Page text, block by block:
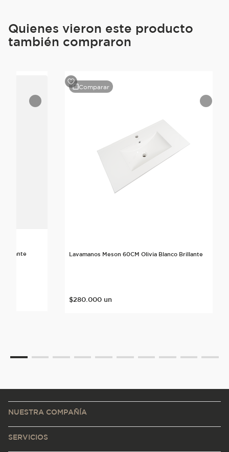
Quienes vieron este producto
también compraron
Brillante
Comparar
Lavamanos Meson 60CM Olivia Blanco Brillante
$280.000 un
NUESTRA COMPAÑÍA
SERVICIOS